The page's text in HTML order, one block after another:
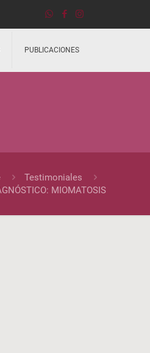
PUBLICACIONES
Testimoniales
MIOMATOSIS